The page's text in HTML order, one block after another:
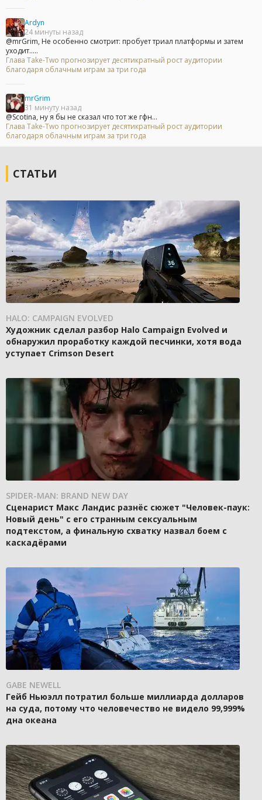
Ardyn
24 минуты назад
@mrGrim, Не особенно смотрит: пробует триал платформы и затем
уходит.....
Глава Take-Two прогнозирует десятикратный рост аудитории
благодаря облачным играм за три года
mrGrim
31 минуту назад
@Scotina, ну я бы не сказал что тот же гфн...
Глава Take-Two прогнозирует десятикратный рост аудитории
благодаря облачным играм за три года
СТАТЬИ
HALO: CAMPAIGN EVOLVED
Художник сделал разбор Halo Campaign Evolved и
обнаружил проработку каждой песчинки, хотя вода
уступает Crimson Desert
SPIDER-MAN: BRAND NEW DAY
Сценарист Макс Ландис разнёс сюжет "Человек-паук:
Новый день" с его странным сексуальным
подтекстом, а финальную схватку назвал боем с
каскадёрами
GABE NEWELL
Гейб Ньюэлл потратил больше миллиарда долларов
на суда, потому что человечество не видело 99,999%
дна океана